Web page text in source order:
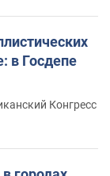
в Госдепе
Конгресс